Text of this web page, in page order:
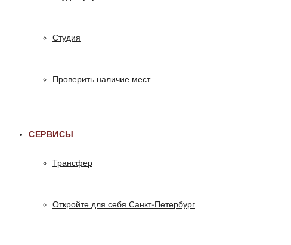
Студия
Проверить наличие мест
СЕРВИСЫ
Трансфер
Откройте для себя Санкт-Петербург